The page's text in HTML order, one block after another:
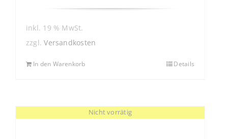
inkl. 19 % MwSt.
zzgl.Versandkosten
In den Warenkorb Details
Nicht vorrätig